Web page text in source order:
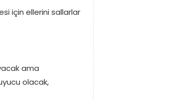
için ellerini sallarlar
ama
olacak,